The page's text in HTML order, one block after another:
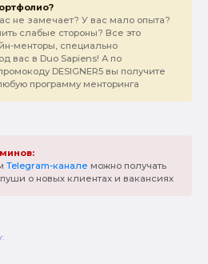
не замечает? У вас мало опыта?
слабые стороны? Все это
менторы, специально
вас в Duo Sapiens! А по
DESIGNER5 вы получите
программу менторинга
Telegram-канале можно получать
о новых клиентах и вакансиях